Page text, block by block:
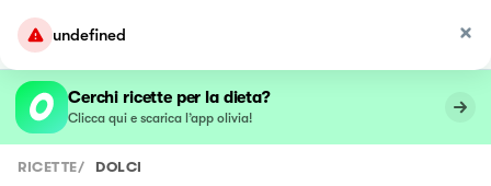
undefined
Cerchi ricette per la dieta?
Clicca qui e scarica l’app olivia!
RICETTE/ DOLCI